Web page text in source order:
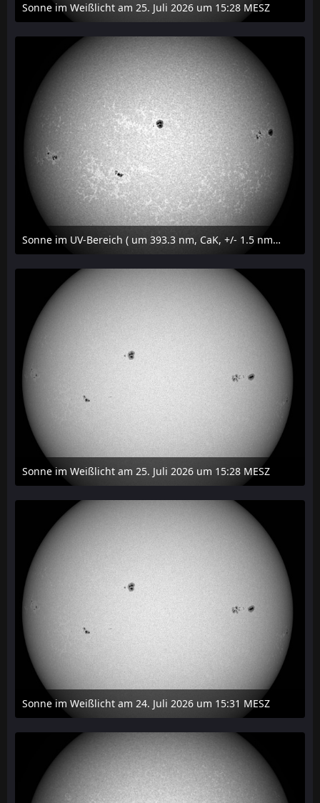
Sonne im Weißlicht am 25. Juli 2026 um 15:28 MESZ
27. Juli 2026 um 21:15
Sonne im UV-Bereich ( um 393.3 nm, CaK, +/- 1.5 nm) am 25. Juli 2026 um 15:32 MESZ
27. Juli 2026 um 20:32
Sonne im Weißlicht am 25. Juli 2026 um 15:28 MESZ
27. Juli 2026 um 20:29
Sonne im Weißlicht am 24. Juli 2026 um 15:31 MESZ
24. Juli 2026 um 21:45